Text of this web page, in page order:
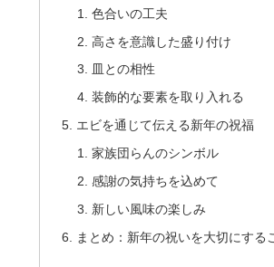
色合いの工夫
高さを意識した盛り付け
皿との相性
装飾的な要素を取り入れる
エビを通じて伝える新年の祝福
家族団らんのシンボル
感謝の気持ちを込めて
新しい風味の楽しみ
まとめ：新年の祝いを大切にする